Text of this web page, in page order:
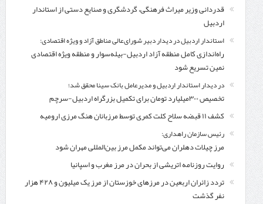
قدردانی وزیر میراث فرهنگی، گردشگری و صنایع دستی از استاندار
اردبیل
استاندار اردبیل در دیدار دبیر شورای‌عالی مناطق آزاد و ویژه اقتصادی:
راه‌اندازی کامل منطقه آزاد اردبیل-بیله‌سوار و منطقه ویژه اقتصادی
نمین تسریع شود
در دیدار استاندار اردبیل و مدیرعامل بانک سینا محقق شد؛
تخصیص ۳۰۰میلیارد تومان برای تکمیل بزرگراه اردبیل-سرچم
کشف ۱۱ قبضه سلاح کلت کمری توسط مرزبانان هنگ مرزی ارومیه
رئیس سازمان راهداری:
مرز چیلات دهلران می‌تواند مکمل مرز بین‌المللی مهران شود
روایت روزنامه اتریشی از بحران در مرز مغرب و اسپانیا
تردد زائران اربعین در مرزهای خوزستان از مرز یک میلیون و ۴۲۸ هزار
نفر گذشت